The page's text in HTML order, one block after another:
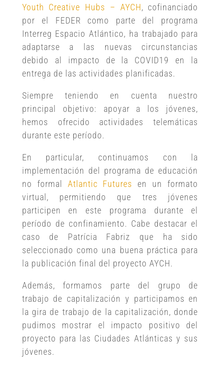
Youth Creative Hubs – AYCH, cofinanciado
por el FEDER como parte del programa
Interreg Espacio Atlántico, ha trabajado para
adaptarse a las nuevas circunstancias
debido al impacto de la COVID19 en la
entrega de las actividades planificadas.
Siempre teniendo en cuenta nuestro
principal objetivo: apoyar a los jóvenes,
hemos ofrecido actividades telemáticas
durante este período.
En particular, continuamos con la
implementación del programa de educación
no formal Atlantic Futures
en un formato
virtual, permitiendo que tres jóvenes
participen en este programa durante el
período de confinamiento. Cabe destacar el
caso de Patrícia Fabriz que ha sido
seleccionado como una buena práctica para
la publicación final del proyecto AYCH.
Además, formamos parte del grupo de
trabajo de capitalización y participamos en
la gira de trabajo de la capitalización, donde
pudimos mostrar el impacto positivo del
proyecto para las Ciudades Atlánticas y sus
jóvenes.